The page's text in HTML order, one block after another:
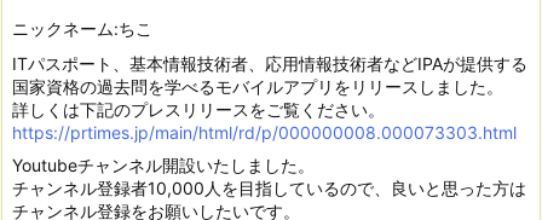
ニックネーム:ちこ
ITパスポート、基本情報技術者、応用情報技術者などIPAが提供する
国家資格の過去問を学べるモバイルアプリをリリースしました。
詳しくは下記のプレスリリースをご覧ください。
https://prtimes.jp/main/html/rd/p/000000008.000073303.html
Youtubeチャンネル開設いたしました。
チャンネル登録者10,000人を目指しているので、良いと思った方は
チャンネル登録をお願いしたいです。